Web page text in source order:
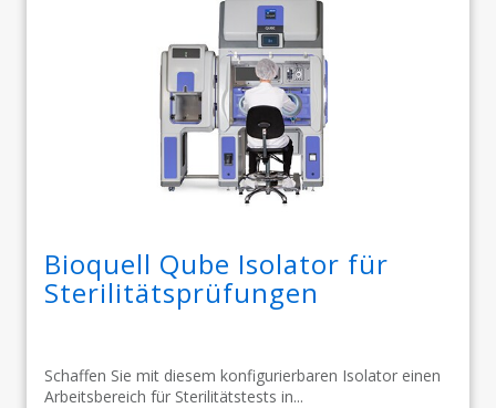
Bioquell Qube Isolator für
Sterilitätsprüfungen
Schaffen Sie mit diesem konfigurierbaren Isolator einen
Arbeitsbereich für Sterilitätstests in...